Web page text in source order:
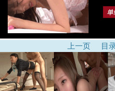
上一页 目